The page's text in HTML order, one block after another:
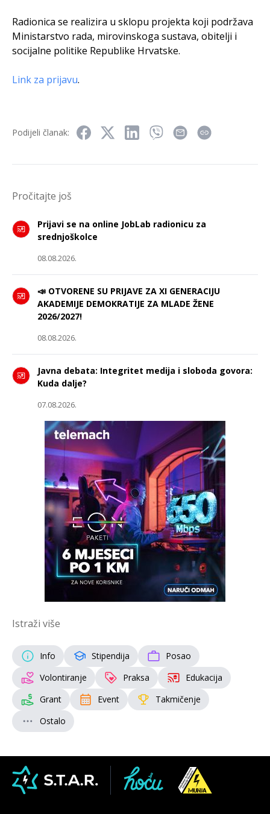
Radionica se realizira u sklopu projekta koji podržava
Ministarstvo rada, mirovinskoga sustava, obitelji i
socijalne politike Republike Hrvatske.
Link za prijavu.
Podijeli članak:
Pročitajte još
Prijavi se na online JobLab radionicu za
srednjoškolce
08.08.2026.
📣 OTVORENE SU PRIJAVE ZA XI GENERACIJU
AKADEMIJE DEMOKRATIJE ZA MLADE ŽENE
2026/2027!
08.08.2026.
Javna debata: Integritet medija i sloboda govora:
Kuda dalje?
07.08.2026.
Istraži više
Info Stipendija
Posao
Volontiranje
Praksa
Edukacija
Grant
Event
Takmičenje
Ostalo